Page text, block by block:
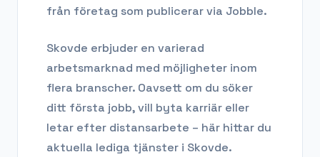
från företag som publicerar via Jobble.
Skovde erbjuder en varierad
arbetsmarknad med möjligheter inom
flera branscher. Oavsett om du söker
ditt första jobb, vill byta karriär eller
letar efter distansarbete – här hittar du
aktuella lediga tjänster i Skovde.